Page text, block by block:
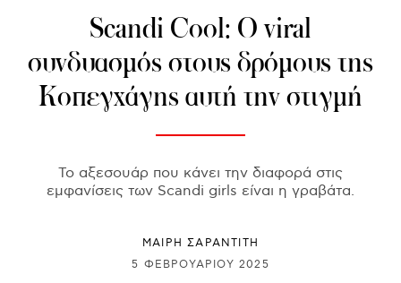
Scandi Cool: Ο viral
συνδυασμός στους δρόμους της
Κοπεγχάγης αυτή την στιγμή
Το αξεσουάρ που κάνει την διαφορά στις
εμφανίσεις των Scandi girls είναι η γραβάτα.
ΜΑΊΡΗ ΣΑΡΑΝΤΊΤΗ
5 ΦΕΒΡΟΥΑΡΊΟΥ 2025